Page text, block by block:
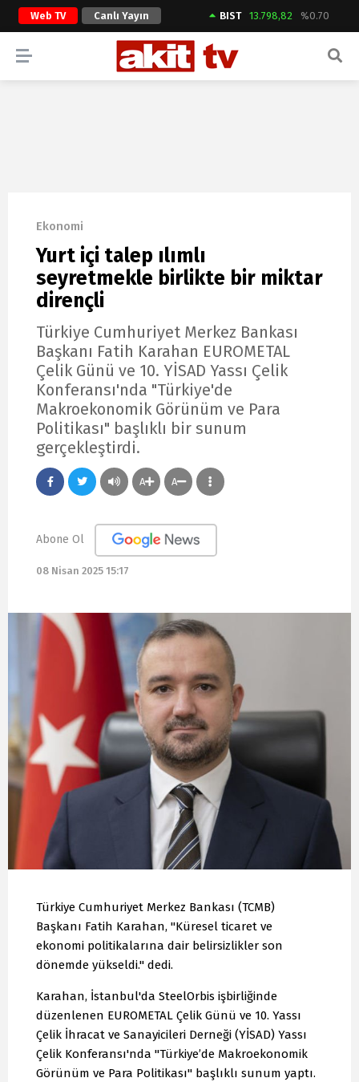
Web TV Canlı Yayın BIST 13.798,82 %0.70
ARAMA YAP
Ekonomi
Yurt içi talep ılımlı
seyretmekle birlikte bir miktar
dirençli
Türkiye Cumhuriyet Merkez Bankası
Başkanı Fatih Karahan EUROMETAL
Çelik Günü ve 10. YİSAD Yassı Çelik
Konferansı'nda "Türkiye'de
Makroekonomik Görünüm ve Para
Politikası" başlıklı bir sunum
gerçekleştirdi.
A A
Abone Ol
08 Nisan 2025 15:17
Türkiye Cumhuriyet Merkez Bankası (TCMB)
Başkanı Fatih Karahan, "Küresel ticaret ve
ekonomi politikalarına dair belirsizlikler son
dönemde yükseldi." dedi.
Karahan, İstanbul'da SteelOrbis işbirliğinde
düzenlenen EUROMETAL Çelik Günü ve 10. Yassı
Çelik İhracat ve Sanayicileri Derneği (YİSAD) Yassı
Çelik Konferansı'nda "Türkiye’de Makroekonomik
Görünüm ve Para Politikası" başlıklı sunum yaptı.